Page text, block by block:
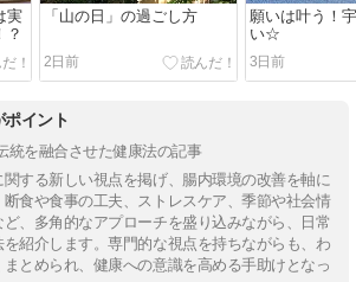
実
？
「山の日」の過ごし方
2日前
願いは叶う！
い☆
3日前
ポイント
統を融合させた健康法の記事
する新しい視点を掲げ、腸内環境の改善を軸に
断食や食事の工夫、ストレスケア、季節や社会情
、多角的なアプローチを盛り込みながら、日常
紹介します。専門的な視点を持ちながらも、わ
とめられ、健康への意識を高める手助けとなっ